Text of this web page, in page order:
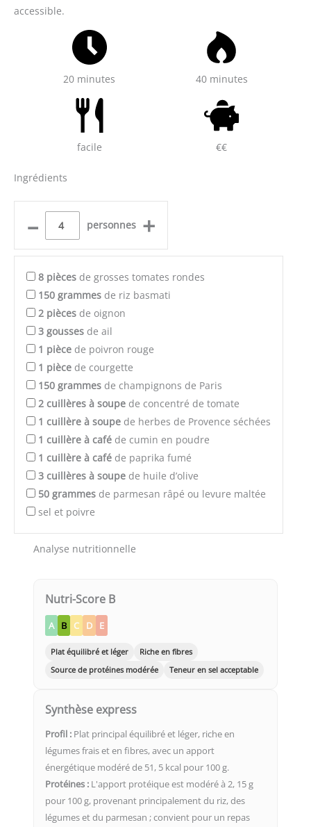
accessible.
20 minutes 40 minutes
facile €€
Ingrédients
– personnes +
8 pièces de grosses tomates rondes
150 grammes de riz basmati
2 pièces de oignon
3 gousses de ail
1 pièce de poivron rouge
1 pièce de courgette
150 grammes de champignons de Paris
2 cuillères à soupe de concentré de tomate
1 cuillère à soupe de herbes de Provence séchées
1 cuillère à café de cumin en poudre
1 cuillère à café de paprika fumé
3 cuillères à soupe de huile d’olive
50 grammes de parmesan râpé ou levure maltée
sel et poivre
Analyse nutritionnelle
Nutri-Score B
A B C D E
Plat équilibré et léger
Riche en fibres
Source de protéines modérée
Teneur en sel acceptable
Synthèse express
Profil : Plat principal équilibré et léger, riche en
légumes frais et en fibres, avec un apport
énergétique modéré de 51, 5 kcal pour 100 g.
Protéines : L'apport protéique est modéré à 2, 15 g
pour 100 g, provenant principalement du riz, des
légumes et du parmesan ; convient pour un repas